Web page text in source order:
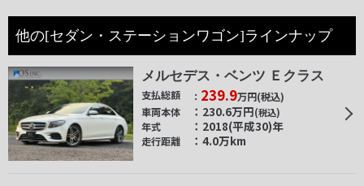
他の[セダン・ステーションワゴン]ラインナップ
メルセデス・ベンツ Ｅクラス
支払総額 239.9万円(税込)
車両本体
230.6万円(税込)
年式 2018(平成30)年
走行距離 4.0万km